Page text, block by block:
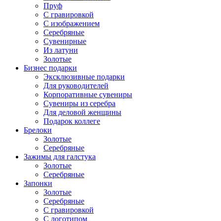
Пруф
С гравировкой
С изображением
Серебряные
Сувенирные
Из латуни
Золотые
Бизнес подарки
Эксклюзивные подарки
Для руководителей
Корпоративные сувениры
Сувениры из серебра
Для деловой женщины
Подарок коллеге
Брелоки
Золотые
Серебряные
Зажимы для галстука
Золотые
Серебряные
Запонки
Золотые
Серебряные
С гравировкой
С логотипом